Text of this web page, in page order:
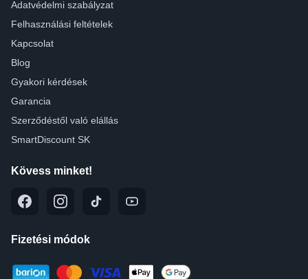
Adatvédelmi szabályzat
Felhasználási feltételek
Kapcsolat
Blog
Gyakori kérdések
Garancia
Szerződéstől való elállás
SmartDiscount SK
Kövess minket!
Fizetési módok